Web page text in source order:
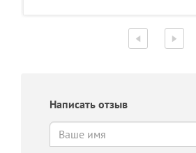
Написать отзыв